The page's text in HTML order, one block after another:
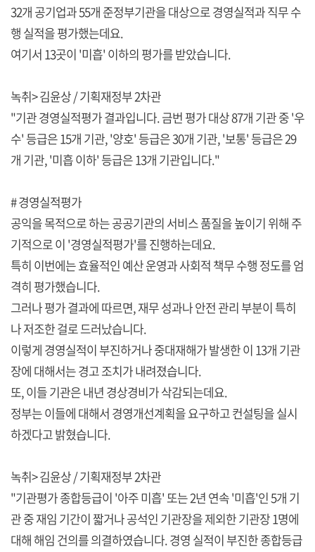
32개 공기업과 55개 준정부기관을 대상으로 경영실적과 직무 수
행 실적을 평가했는데요.
여기서 13곳이 '미흡' 이하의 평가를 받았습니다.
녹취> 김윤상 / 기획재정부 2차관
"기관 경영실적평가 결과입니다. 금번 평가 대상 87개 기관 중 '우
수' 등급은 15개 기관, '양호' 등급은 30개 기관, '보통' 등급은 29
개 기관, '미흡 이하' 등급은 13개 기관입니다."
# 경영실적평가
공익을 목적으로 하는 공공기관의 서비스 품질을 높이기 위해 주
기적으로 이 '경영실적평가'를 진행하는데요.
특히 이번에는 효율적인 예산 운영과 사회적 책무 수행 정도를 엄
격히 평가했습니다.
그러나 평가 결과에 따르면, 재무 성과나 안전 관리 부분이 특히
나 저조한 걸로 드러났습니다.
이렇게 경영실적이 부진하거나 중대재해가 발생한 이 13개 기관
장에 대해서는 경고 조치가 내려졌습니다.
또, 이들 기관은 내년 경상경비가 삭감되는데요.
정부는 이들에 대해서 경영개선계획을 요구하고 컨설팅을 실시
하겠다고 밝혔습니다.
녹취> 김윤상 / 기획재정부 2차관
"기관평가 종합등급이 '아주 미흡' 또는 2년 연속 '미흡'인 5개 기
관 중 재임 기간이 짧거나 공석인 기관장을 제외한 기관장 1명에
대해 해임 건의를 의결하였습니다. 경영 실적이 부진한 종합등급